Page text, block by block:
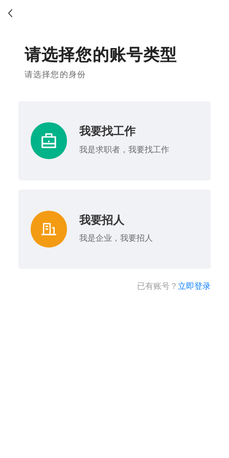
请选择您的账号类型
请选择您的身份
我要找工作
我是求职者，我要找工作
我要招人
我是企业，我要招人
已有账号？ 立即登录